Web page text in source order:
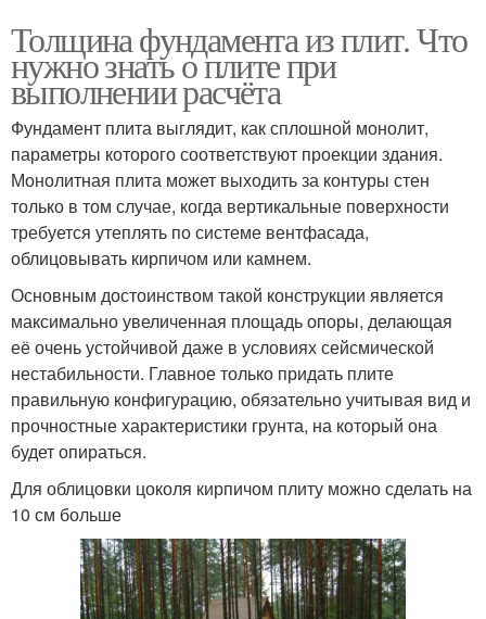
Толщина фундамента из плит. Что
нужно знать о плите при
выполнении расчёта
Фундамент плита выглядит, как сплошной монолит,
параметры которого соответствуют проекции здания.
Монолитная плита может выходить за контуры стен
только в том случае, когда вертикальные поверхности
требуется утеплять по системе вентфасада,
облицовывать кирпичом или камнем.
Основным достоинством такой конструкции является
максимально увеличенная площадь опоры, делающая
её очень устойчивой даже в условиях сейсмической
нестабильности. Главное только придать плите
правильную конфигурацию, обязательно учитывая вид и
прочностные характеристики грунта, на который она
будет опираться.
Для облицовки цоколя кирпичом плиту можно сделать на
10 см больше